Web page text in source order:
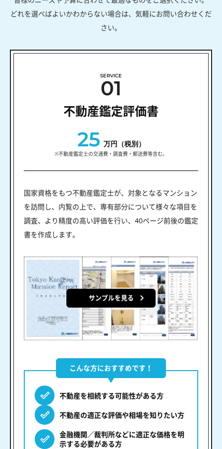
どれを選べばよいかわからない場合は、気軽にお問い合わせくだ
さい。
SERVICE
01
不動産鑑定評価書
25 万円（税別）
※不動産鑑定士の交通費・調査費・郵送費等含む。
国家資格をもつ不動産鑑定士が、対象となるマンション
を訪問し、内覧の上で、専有部分について様々な項目を
調査、より精度の高い評価を行い、40ページ前後の鑑定
書を作成します。
サンプルを見る
こんな方におすすめです！
不動産を相続する可能性がある方
不動産の適正な評価や相場を知りたい方
金融機関／裁判所などに適正な価格を明
示する必要がある方